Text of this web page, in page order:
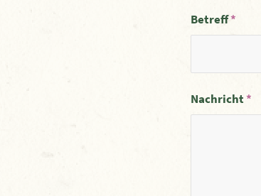
Betreff*
Nachricht*